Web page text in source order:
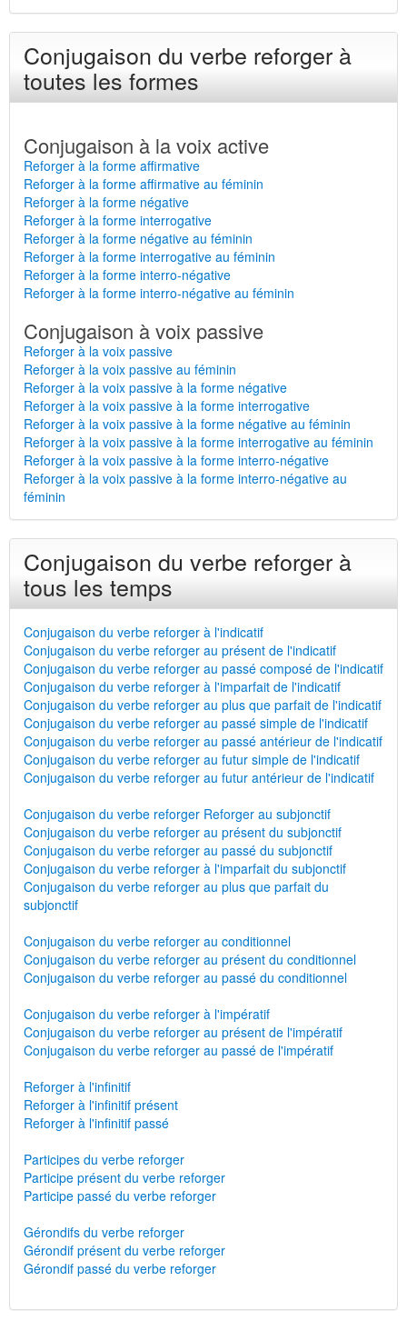
Conjugaison du verbe reforger à
toutes les formes
Conjugaison à la voix active
Reforger à la forme affirmative
Reforger à la forme affirmative au féminin
Reforger à la forme négative
Reforger à la forme interrogative
Reforger à la forme négative au féminin
Reforger à la forme interrogative au féminin
Reforger à la forme interro-négative
Reforger à la forme interro-négative au féminin
Conjugaison à voix passive
Reforger à la voix passive
Reforger à la voix passive au féminin
Reforger à la voix passive à la forme négative
Reforger à la voix passive à la forme interrogative
Reforger à la voix passive à la forme négative au féminin
Reforger à la voix passive à la forme interrogative au féminin
Reforger à la voix passive à la forme interro-négative
Reforger à la voix passive à la forme interro-négative au
féminin
Conjugaison du verbe reforger à
tous les temps
Conjugaison du verbe reforger à l'indicatif
Conjugaison du verbe reforger au présent de l'indicatif
Conjugaison du verbe reforger au passé composé de l'indicatif
Conjugaison du verbe reforger à l'imparfait de l'indicatif
Conjugaison du verbe reforger au plus que parfait de l'indicatif
Conjugaison du verbe reforger au passé simple de l'indicatif
Conjugaison du verbe reforger au passé antérieur de l'indicatif
Conjugaison du verbe reforger au futur simple de l'indicatif
Conjugaison du verbe reforger au futur antérieur de l'indicatif
Conjugaison du verbe reforger Reforger au subjonctif
Conjugaison du verbe reforger au présent du subjonctif
Conjugaison du verbe reforger au passé du subjonctif
Conjugaison du verbe reforger à l'imparfait du subjonctif
Conjugaison du verbe reforger au plus que parfait du
subjonctif
Conjugaison du verbe reforger au conditionnel
Conjugaison du verbe reforger au présent du conditionnel
Conjugaison du verbe reforger au passé du conditionnel
Conjugaison du verbe reforger à l'impératif
Conjugaison du verbe reforger au présent de l'impératif
Conjugaison du verbe reforger au passé de l'impératif
Reforger à l'infinitif
Reforger à l'infinitif présent
Reforger à l'infinitif passé
Participes du verbe reforger
Participe présent du verbe reforger
Participe passé du verbe reforger
Gérondifs du verbe reforger
Gérondif présent du verbe reforger
Gérondif passé du verbe reforger